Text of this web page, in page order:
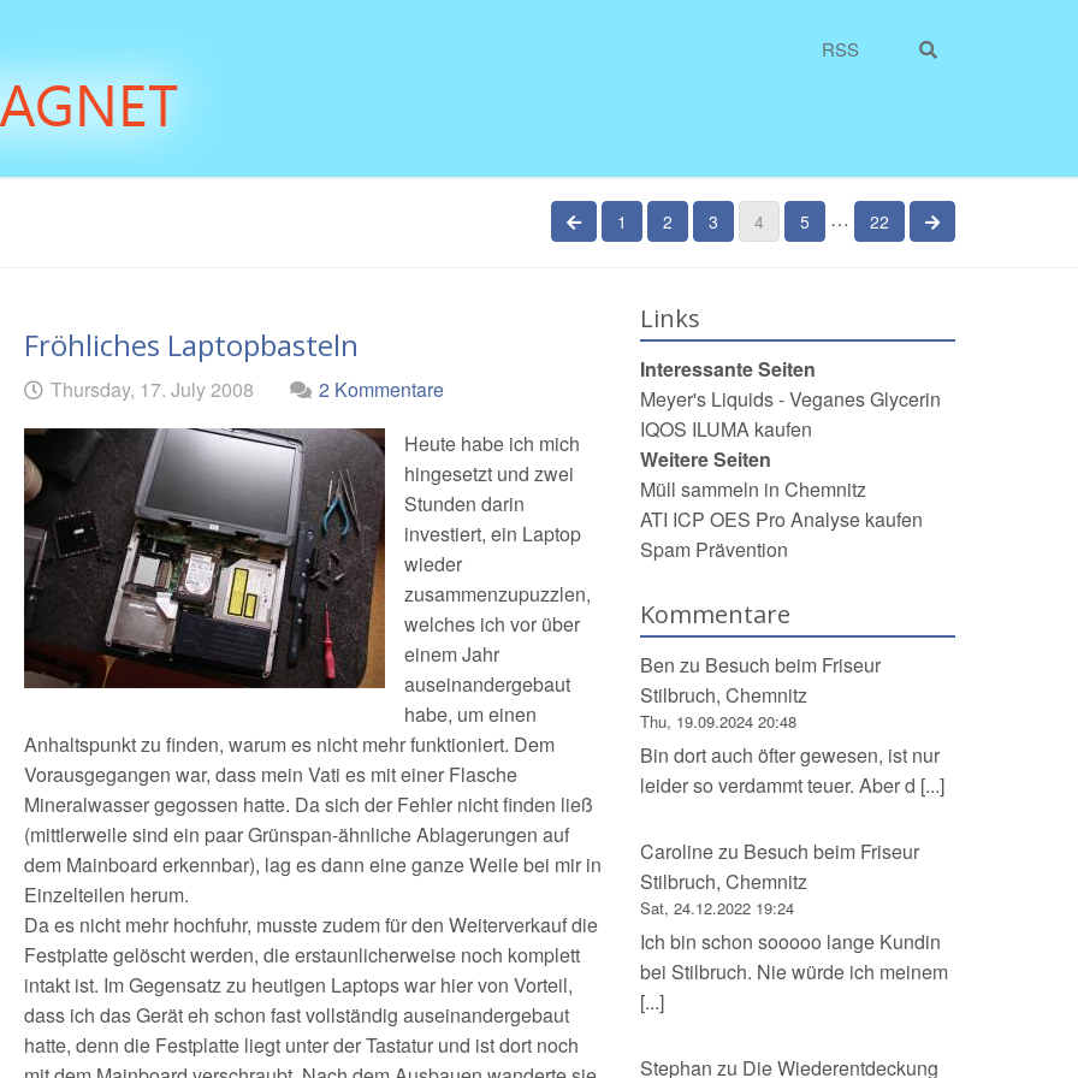
RSS
vorherige Seite
1 2 3 4 5 … 22 nächste Seite
Fröhliches Laptopbasteln
Geschrieben
am Thursday, 17. July 2008
2 Kommentare
Heute habe ich mich
hingesetzt und zwei
Stunden darin
investiert, ein Laptop
wieder
zusammenzupuzzlen,
welches ich vor über
einem Jahr
auseinandergebaut
habe, um einen
Anhaltspunkt zu finden, warum es nicht mehr funktioniert. Dem
Vorausgegangen war, dass mein Vati es mit einer Flasche
Mineralwasser gegossen hatte. Da sich der Fehler nicht finden ließ
(mittlerweile sind ein paar Grünspan-ähnliche Ablagerungen auf
dem Mainboard erkennbar), lag es dann eine ganze Weile bei mir in
Einzelteilen herum.
Da es nicht mehr hochfuhr, musste zudem für den Weiterverkauf die
Festplatte gelöscht werden, die erstaunlicherweise noch komplett
intakt ist. Im Gegensatz zu heutigen Laptops war hier von Vorteil,
dass ich das Gerät eh schon fast vollständig auseinandergebaut
hatte, denn die Festplatte liegt unter der Tastatur und ist dort noch
Links
Interessante Seiten
Meyer's Liquids - Veganes Glycerin
IQOS ILUMA kaufen
Weitere Seiten
Müll sammeln in Chemnitz
ATI ICP OES Pro Analyse kaufen
Spam Prävention
Kommentare
Ben zu Besuch beim Friseur
Stilbruch, Chemnitz
Thu, 19.09.2024 20:48
Bin dort auch öfter gewesen, ist nur
leider so verdammt teuer. Aber d [...]
Carolinezu Besuch beim Friseur
Stilbruch, Chemnitz
Sat, 24.12.2022 19:24
Ich bin schon sooooo lange Kundin
bei Stilbruch. Nie würde ich meinem
[...]
Stephan zu Die Wiederentdeckung